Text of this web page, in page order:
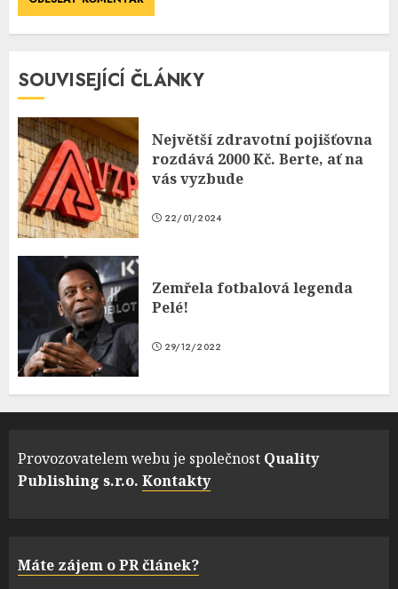
SOUVISEJÍCÍ ČLÁNKY
Největší zdravotní pojišťovna
rozdává 2000 Kč. Berte, ať na
vás vyzbude
22/01/2024
Zemřela fotbalová legenda
Pelé!
29/12/2022
Provozovatelem webu je společnost Quality
Publishing s.r.o. Kontakty
Máte zájem o PR článek?